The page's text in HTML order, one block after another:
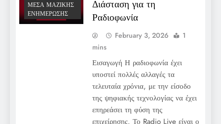
ΜΈΣΑ ΜΑΖΙΚΉΣ
ΕΝΗΜΈΡΩΣΗΣ
Διάσταση για τη
Ραδιοφωνία
February 3, 2026
1
mins
Εισαγωγή Η ραδιοφωνία έχει
υποστεί πολλές αλλαγές τα
τελευταία χρόνια, με την είσοδο
της ψηφιακής τεχνολογίας να έχει
επηρεάσει τη φύση της
επιχείρησης. Το Radio Live είναι ο